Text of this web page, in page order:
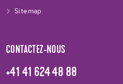
Sitemap
CONTACTEZ-NOUS
+41 41 624 48 88